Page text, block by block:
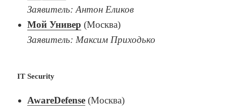
Заявитель: Антон Еликов
Мой Универ (Москва)
Заявитель: Максим Приходько
IT Security
AwareDefense (Москва)